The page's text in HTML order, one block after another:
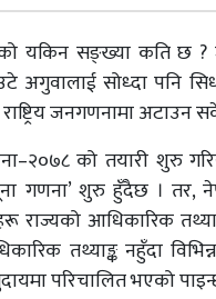
यकिन सङ्ख्या कति छ ?
अगुवालाई सोध्दा पनि
जनगणनामा अटाउन
को तयारी शुरु
गणना’ शुरु हुँदैछ । तर,
आधिकारिक
तथ्याङ्क नहुँदा
परिचालित भएको